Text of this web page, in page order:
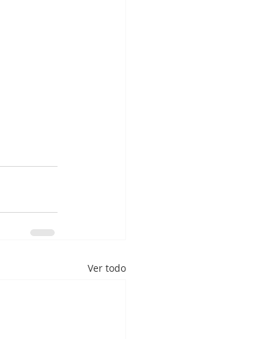
Ver todo